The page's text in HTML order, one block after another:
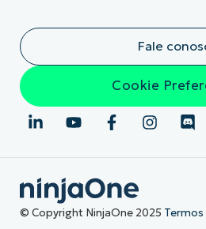
Fale
Cookie
© Copyright NinjaOne 2025 Termos